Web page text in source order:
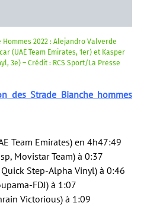
2022 : Alejandro Valverde
(UAE Team Emirates, 1er) et Kasper
3e) – Crédit : RCS Sport/La Presse
des Strade Bianche hommes
Team Emirates) en 4h47:49
Movistar Team) à 0:37
Quick Step-Alpha Vinyl) à 0:46
FDJ) à 1:07
Victorious) à 1:09